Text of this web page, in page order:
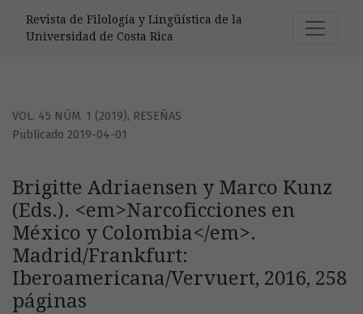
Revista de Filología y Lingüística de la
Universidad de Costa Rica
VOL. 45 NÚM. 1 (2019), RESEÑAS
Brigitte Adriaensen y Marco Kunz
(Eds.). <em>Narcoficciones en
México y Colombia</em>.
Madrid/Frankfurt:
Iberoamericana/Vervuert, 2016, 258
páginas
Publicado 2019-04-01